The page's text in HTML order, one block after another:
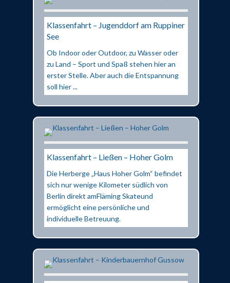
Klassenfahrt – Jugenddorf am Ruppiner
See
Ob Indoor oder Outdoor, zu Wasser oder
zu Land – Sport und Spaß stehen hier an
erster Stelle. Aber auch die Entspannung
soll hier ...
Klassenfahrt – Ließen – Hoher Golm
Die Herberge „Haus Hoher Golm“ befindet
sich nur wenige Kilometer südlich von
Berlin direkt amFläming Skateund
ermöglicht eine persönliche und
individuelle Betreuung.